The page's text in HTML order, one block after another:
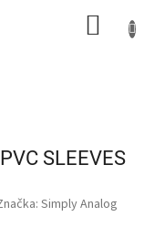
SLEEVES
Simply Analog